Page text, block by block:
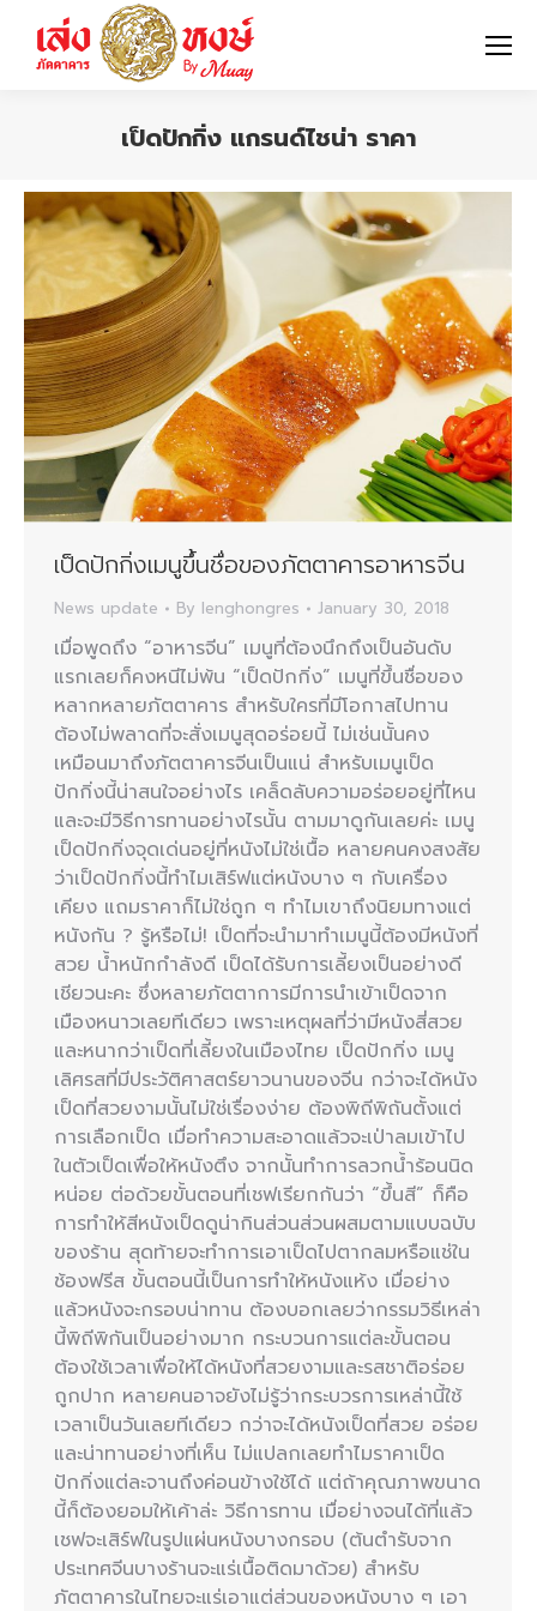
เป็ดปักกิ่ง แกรนด์ไชน่า ราคา
เป็ดปักกิ่งเมนูขึ้นชื่อของภัตตาคารอาหารจีน
News update By lenghongres January 30, 2018
เมื่อพูดถึง “อาหารจีน” เมนูที่ต้องนึกถึงเป็นอันดับ
แรกเลยก็คงหนีไม่พ้น “เป็ดปักกิ่ง” เมนูที่ขึ้นชื่อของ
หลากหลายภัตตาคาร สำหรับใครที่มีโอกาสไปทาน
ต้องไม่พลาดที่จะสั่งเมนูสุดอร่อยนี้ ไม่เช่นนั้นคง
เหมือนมาถึงภัตตาคารจีนเป็นแน่ สำหรับเมนูเป็ด
ปักกิ่งนี้น่าสนใจอย่างไร เคล็ดลับความอร่อยอยู่ที่ไหน
และจะมีวิธีการทานอย่างไรนั้น ตามมาดูกันเลยค่ะ เมนู
เป็ดปักกิ่งจุดเด่นอยู่ที่หนังไม่ใช่เนื้อ หลายคนคงสงสัย
ว่าเป็ดปักกิ่งนี้ทำไมเสิร์ฟแต่หนังบาง ๆ กับเครื่อง
เคียง แถมราคาก็ไม่ใช่ถูก ๆ ทำไมเขาถึงนิยมทางแต่
หนังกัน ? รู้หรือไม่! เป็ดที่จะนำมาทำเมนูนี้ต้องมีหนังที่
สวย น้ำหนักกำลังดี เป็ดได้รับการเลี้ยงเป็นอย่างดี
เชียวนะคะ ซึ่งหลายภัตตาการมีการนำเข้าเป็ดจาก
เมืองหนาวเลยทีเดียว เพราะเหตุผลที่ว่ามีหนังสี่สวย
และหนากว่าเป็ดที่เลี้ยงในเมืองไทย เป็ดปักกิ่ง เมนู
เลิศรสที่มีประวัติศาสตร์ยาวนานของจีน กว่าจะได้หนัง
เป็ดที่สวยงามนั้นไม่ใช่เรื่องง่าย ต้องพิถีพิถันตั้งแต่
การเลือกเป็ด เมื่อทำความสะอาดแล้วจะเป่าลมเข้าไป
ในตัวเป็ดเพื่อให้หนังตึง จากนั้นทำการลวกน้ำร้อนนิด
หน่อย ต่อด้วยขั้นตอนที่เชฟเรียกกันว่า “ขึ้นสี” ก็คือ
การทำให้สีหนังเป็ดดูน่ากินส่วนส่วนผสมตามแบบฉบับ
ของร้าน สุดท้ายจะทำการเอาเป็ดไปตากลมหรือแช่ใน
ช้องฟรีส ขั้นตอนนี้เป็นการทำให้หนังแห้ง เมื่อย่าง
แล้วหนังจะกรอบน่าทาน ต้องบอกเลยว่ากรรมวิธีเหล่า
นี้พิถีพิกันเป็นอย่างมาก กระบวนการแต่ละขั้นตอน
ต้องใช้เวลาเพื่อให้ได้หนังที่สวยงามและรสชาติอร่อย
ถูกปาก หลายคนอาจยังไม่รู้ว่ากระบวรการเหล่านี้ใช้
เวลาเป็นวันเลยทีเดียว กว่าจะได้หนังเป็ดที่สวย อร่อย
และน่าทานอย่างที่เห็น ไม่แปลกเลยทำไมราคาเป็ด
ปักกิ่งแต่ละจานถึงค่อนข้างใช้ได้ แต่ถ้าคุณภาพขนาด
นี้ก็ต้องยอมให้เค้าล่ะ วิธีการทาน เมื่อย่างจนได้ที่แล้ว
เชฟจะเสิร์ฟในรูปแผ่นหนังบางกรอบ (ต้นตำรับจาก
ประเทศจีนบางร้านจะแร่เนื้อติดมาด้วย) สำหรับ
ภัตตาคารในไทยจะแร่เอาแต่ส่วนของหนังบาง ๆ เอา